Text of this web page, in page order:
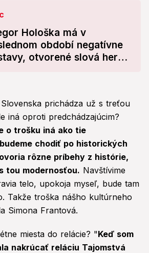
Hološka má v
období negatívne
otvorené slová herca:
Slovenska prichádza už s treťou
iná oproti predchádzajúcim?
o trošku iná ako tie
chodiť po historických
rôzne príbehy z histórie,
tou modernosťou. Navštívime
telo, upokoja myseľ, bude tam
Takže troška nášho kultúrneho
Simona Frantová.
miesta do relácie? "Keď som
nakrúcať reláciu Tajomstvá